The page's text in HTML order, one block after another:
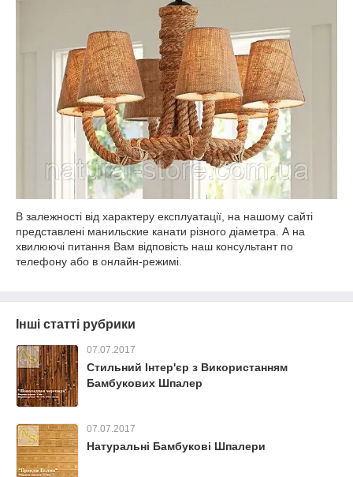
В залежності від характеру експлуатації, на нашому сайті
представлені манильские канати різного діаметра. А на
хвилюючі питання Вам відповість наш консультант по
телефону або в онлайн-режимі.
Інші статті рубрики
07.07.2017
Стильний Інтер'єр з Використанням
Бамбукових Шпалер
07.07.2017
Натуральні Бамбукові Шпалери